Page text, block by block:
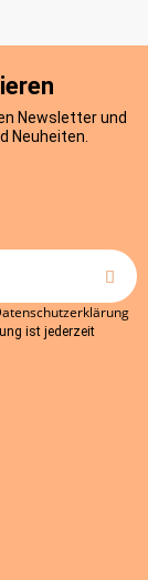
Newsletter und
Neuheiten.
ist jederzeit